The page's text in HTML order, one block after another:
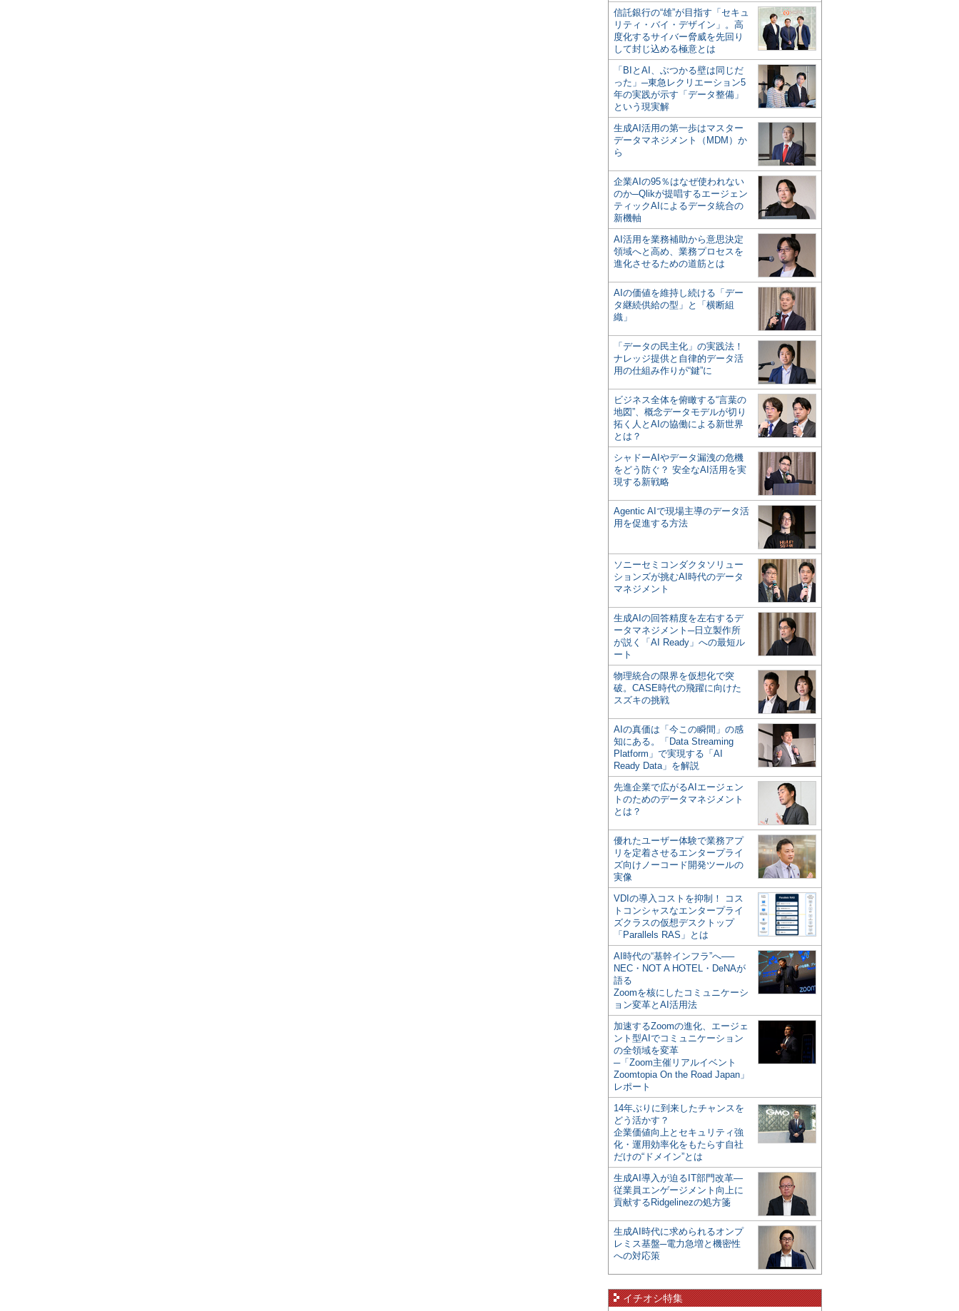
信託銀行の“雄”が目指す「セキュ
リティ・バイ・デザイン」。高
度化するサイバー脅威を先回り
して封じ込める極意とは
「BIとAI、ぶつかる壁は同じだ
った」─東急レクリエーション5
年の実践が示す「データ整備」
という現実解
生成AI活用の第一歩はマスター
データマネジメント（MDM）か
ら
企業AIの95％はなぜ使われない
のか─Qlikが提唱するエージェン
ティックAIによるデータ統合の
新機軸
AI活用を業務補助から意思決定
領域へと高め、業務プロセスを
進化させるための道筋とは
AIの価値を維持し続ける「デー
タ継続供給の型」と「横断組
織」
「データの民主化」の実践法！
ナレッジ提供と自律的データ活
用の仕組み作りが“鍵”に
ビジネス全体を俯瞰する“言葉の
地図”、概念データモデルが切り
拓く人とAIの協働による新世界
とは？
シャドーAIやデータ漏洩の危機
をどう防ぐ？ 安全なAI活用を実
現する新戦略
Agentic AIで現場主導のデータ活
用を促進する方法
ソニーセミコンダクタソリュー
ションズが挑むAI時代のデータ
マネジメント
生成AIの回答精度を左右するデ
ータマネジメント─日立製作所
が説く「AI Ready」への最短ル
ート
物理統合の限界を仮想化で突
破。CASE時代の飛躍に向けた
スズキの挑戦
AIの真価は「今この瞬間」の感
知にある。「Data Streaming
Platform」で実現する「AI
Ready Data」を解説
先進企業で広がるAIエージェン
トのためのデータマネジメント
とは？
優れたユーザー体験で業務アプ
リを定着させるエンタープライ
ズ向けノーコード開発ツールの
実像
VDIの導入コストを抑制！ コス
トコンシャスなエンタープライ
ズクラスの仮想デスクトップ
「Parallels RAS」とは
AI時代の“基幹インフラ”へ──
NEC・NOT A HOTEL・DeNAが
語る
Zoomを核にしたコミュニケーシ
ョン変革とAI活用法
加速するZoomの進化、エージェ
ント型AIでコミュニケーション
の全領域を変革
─「Zoom主催リアルイベント
Zoomtopia On the Road Japan」
レポート
14年ぶりに到来したチャンスを
どう活かす？
企業価値向上とセキュリティ強
化・運用効率化をもたらす自社
だけの“ドメイン”とは
生成AI導入が迫るIT部門改革―
従業員エンゲージメント向上に
貢献するRidgelinezの処方箋
生成AI時代に求められるオンプ
レミス基盤─電力急増と機密性
への対応策
イチオシ特集